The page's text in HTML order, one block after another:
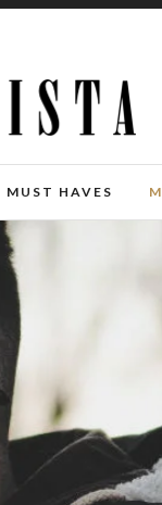
MUST HAVES